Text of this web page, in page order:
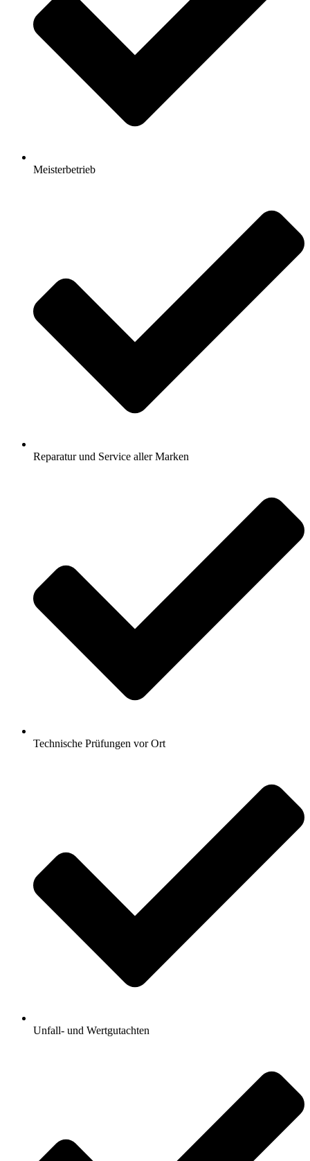
Meisterbetrieb
Reparatur und Service aller Marken
Technische Prüfungen vor Ort
Unfall- und Wertgutachten